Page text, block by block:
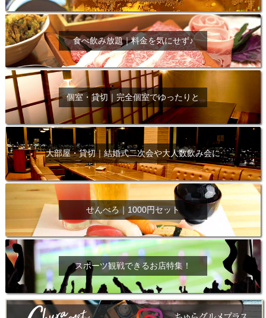
食べ飲み放題｜料金を気にせず♪
個室・貸切｜完全個室でゆったりと
大部屋・貸切｜結婚式二次会や大人数飲み会に
せんべろ｜1000円セット
スポーツ観戦できるお店特集！